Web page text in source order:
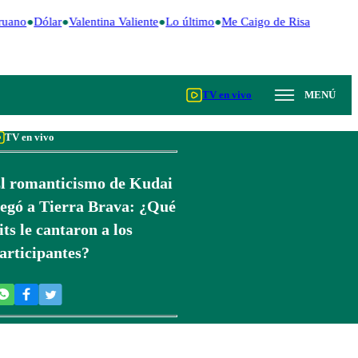
Dólar Valentina Valiente Lo último Me Caigo de Risa
TV en vivo MENÚ
TV en vivo
romanticismo de Kudai
a Tierra Brava: ¿Qué
le cantaron a los